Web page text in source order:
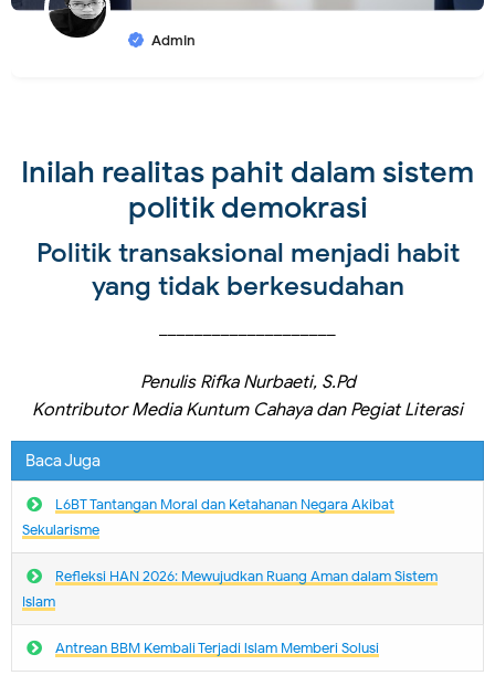
Admin
Inilah realitas pahit dalam sistem
politik demokrasi
Politik transaksional menjadi habit
yang tidak berkesudahan
Penulis Rifka Nurbaeti, S.Pd
Kontributor Media Kuntum Cahaya dan Pegiat Literasi
Baca Juga
L6BT Tantangan Moral dan Ketahanan Negara Akibat
Sekularisme
Refleksi HAN 2026: Mewujudkan Ruang Aman dalam Sistem
Islam
Antrean BBM Kembali Terjadi lslam Memberi Solusi